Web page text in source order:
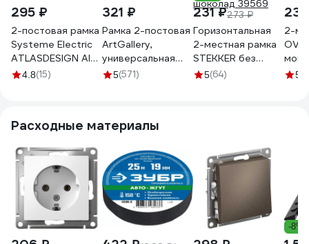
295 ₽
2-постовая рамка
Systeme Electric
ATLASDESIGN AIR
мокко/дымчатый
4.8(15)
321 ₽
Рамка 2-постовая
ArtGallery,
универсальная
Systeme Electric
5(571)
231 ₽273 ₽
Горизонтальная
2-местная рамка
STEKKER без
перемычки, серия
5(64)
2-
5
Расходные материалы
-8%